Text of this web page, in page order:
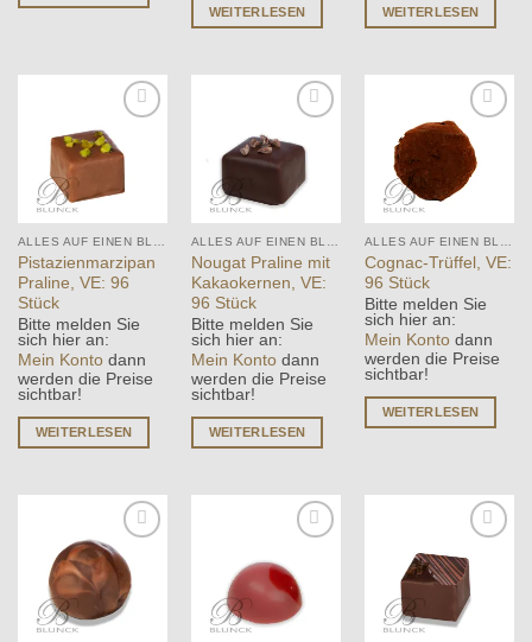
WEITERLESEN WEITERLESEN
wishlist
Pistazienmarzipan
Praline, VE: 96
Stück
Bitte melden Sie
sich hier an:
Mein Kontodann
werden die Preise
sichtbar!
WEITERLESEN
wishlist
Nougat Praline mit
Kakaokernen, VE:
96 Stück
Bitte melden Sie
sich hier an:
Mein Kontodann
werden die Preise
sichtbar!
WEITERLESEN
Add to
wishlist
Cognac-Trüffel, VE:
96 Stück
Bitte melden Sie
sich hier an:
Mein Kontodann
werden die Preise
sichtbar!
WEITERLESEN
Add to
wishlist
wishlist
Add to
wishlist